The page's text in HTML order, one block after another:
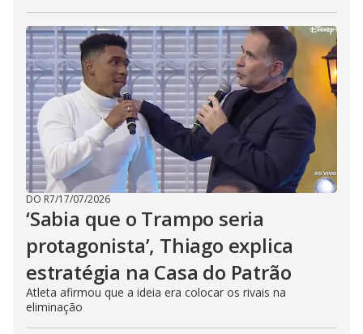
DO R7/17/07/2026
‘Sabia que o Trampo seria
protagonista’, Thiago explica
estratégia na Casa do Patrão
Atleta afirmou que a ideia era colocar os rivais na
eliminação